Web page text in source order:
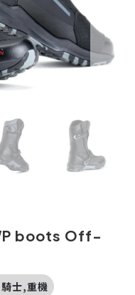
boots Off-
士,重機